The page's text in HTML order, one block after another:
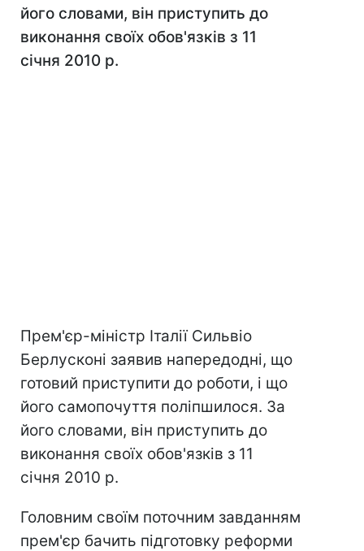
його словами, він приступить до
виконання своїх обов'язків з 11
січня 2010 р.
Прем'єр-міністр Італії Сильвіо
Берлусконі заявив напередодні, що
готовий приступити до роботи, і що
його самопочуття поліпшилося. За
його словами, він приступить до
виконання своїх обов'язків з 11
січня 2010 р.
Головним своїм поточним завданням
прем'єр бачить підготовку реформи